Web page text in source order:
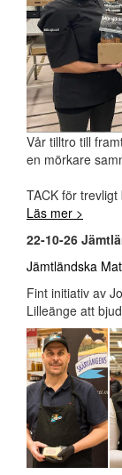
Vår tilltro till
en mörkare
TACK för trevligt
Läs mer >
22-10-26
Jämtländska
Fint initiativ av
Lilleänge att